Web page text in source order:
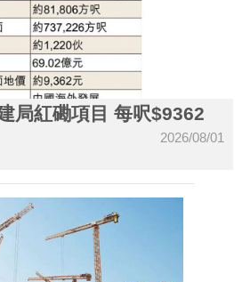
局紅磡項目 每呎$9362
2026/08/01